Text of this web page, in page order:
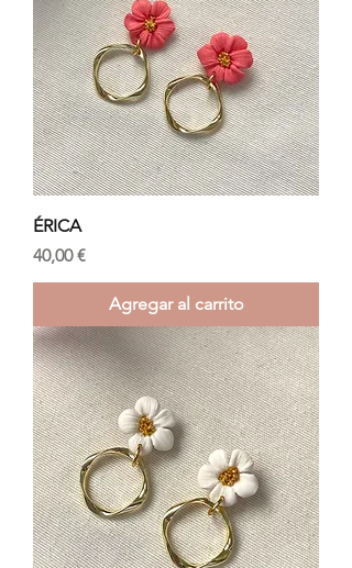
ÉRICA
Precio
40,00 €
Agregar al carrito